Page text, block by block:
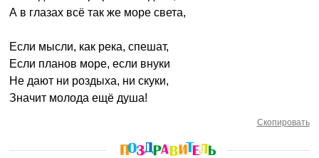
А в глазах всё так же море света,
Если мысли, как река, спешат,
Если планов море, если внуки
Не дают ни роздыха, ни скуки,
Значит молода ещё душа!
Скопировать